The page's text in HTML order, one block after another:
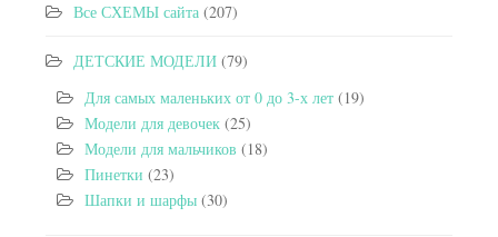
Все СХЕМЫ сайта (207)
ДЕТСКИЕ МОДЕЛИ (79)
Для самых маленьких от 0 до 3-х лет (19)
Модели для девочек (25)
Модели для мальчиков (18)
Пинетки (23)
Шапки и шарфы (30)